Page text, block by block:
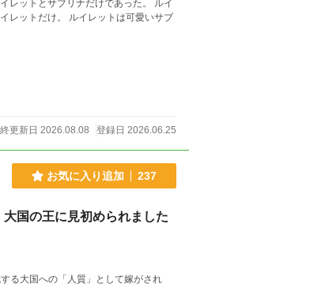
トは可愛いサブ
更新日 2026.08.08 登録日 2026.06.25
お気に入り追加 237
国の王に見初められました
る大国への「人質」として嫁がされ